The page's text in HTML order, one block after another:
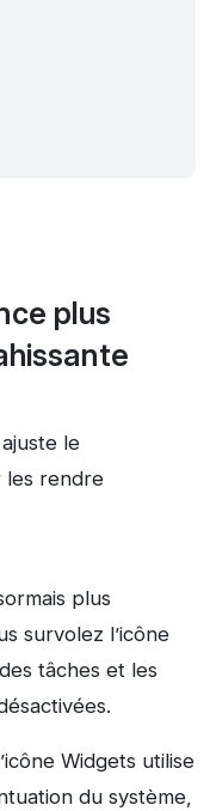
plus
le
les rendre
plus
survolez l’icône
tâches et les
Widgets utilise
du système,